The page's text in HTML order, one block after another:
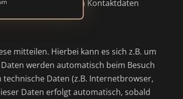
Dessen Kontaktdaten
mitteilen. Hierbei kann es sich z.B. um
werden automatisch beim Besuch
Daten (z.B. Internetbrowser,
Daten erfolgt automatisch, sobald